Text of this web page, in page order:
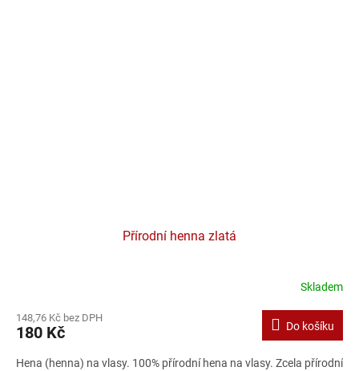
Přírodní henna zlatá
Skladem
148,76 Kč bez DPH
180 Kč Do košíku
Hena (henna) na vlasy. 100% přírodní hena na vlasy. Zcela přírodní